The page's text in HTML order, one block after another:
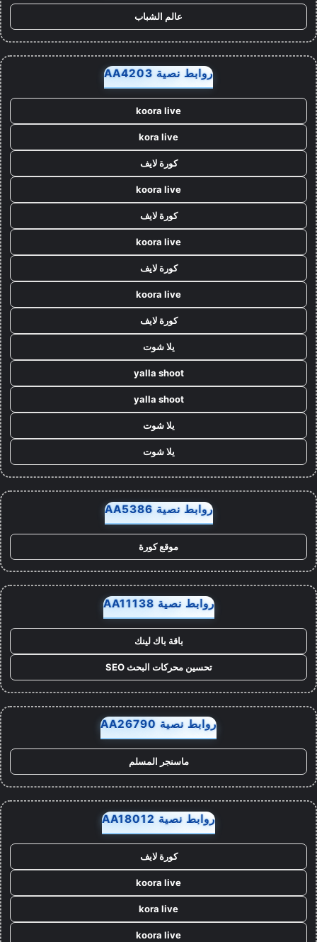
عالم الشباب
روابط نصية AA4203
koora live
kora live
كورة لايف
koora live
كورة لايف
koora live
كورة لايف
koora live
كورة لايف
يلا شوت
yalla shoot
yalla shoot
يلا شوت
يلا شوت
روابط نصية AA5386
موقع كورة
روابط نصية AA11138
باقة باك لينك
تحسين محركات البحث SEO
روابط نصية AA26790
ماسنجر المسلم
روابط نصية AA18012
كورة لايف
koora live
kora live
koora live